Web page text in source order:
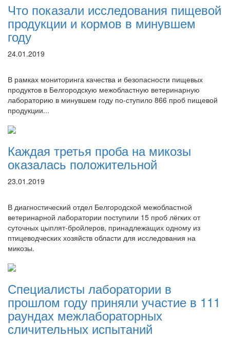
Что показали исследования пищевой
продукции и кормов в минувшем
году
24.01.2019
В рамках мониторинга качества и безопасности пищевых
продуктов в Белгородскую межобластную ветеринарную
лабораторию в минувшем году по-ступило 866 проб пищевой
продукции...
Каждая третья проба на микозы
оказалась положительной
23.01.2019
В диагностический отдел Белгородской межобластной
ветеринарной лаборатории поступили 15 проб лёгких от
суточных цыплят-бройлеров, принадлежащих одному из
птицеводческих хозяйств области для исследования на
микозы.
Специалисты лаборатории в
прошлом году приняли участие в 111
раундах межлабораторных
сличительных испытаний